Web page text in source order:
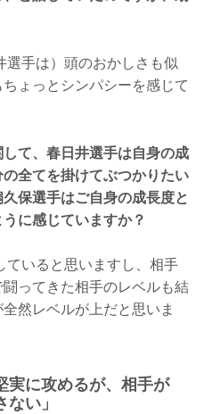
選手は）頭のおかしさも似
ょっとシンパシーを感じて
て、春日井選手は自身の成
全てを掛けてぶつかりたい
保選手はご自身の成長度と
に感じていますか？
ていると思いますし、相手
ってきた相手のレベルも結
然レベルが上だと思いま
実に攻めるが、相手が
い」